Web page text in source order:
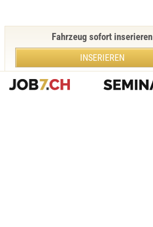
Fahrzeug sofort inserieren
INSERIEREN